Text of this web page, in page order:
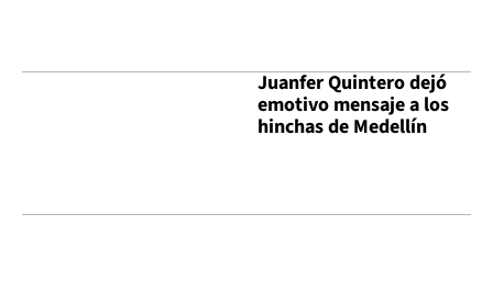
Juanfer Quintero dejó
emotivo mensaje a los
hinchas de Medellín